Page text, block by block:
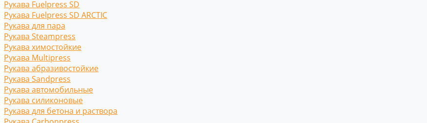
Рукава Fuelpress SD
Рукава Fuelpress SD ARCTIC
Рукава для пара
Рукава Steampress
Рукава химостойкие
Рукава Multipress
Рукава абразивостойкие
Рукава Sandpress
Рукава автомобильные
Рукава силиконовые
Рукава для бетона и раствора